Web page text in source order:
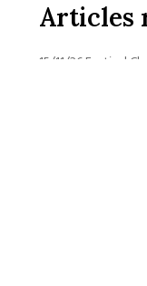
Articles
15/11/26 Festival